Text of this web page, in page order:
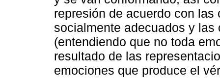
represión de acuerdo con
socialmente adecuados y
(entendiendo que no toda
resultado de las
emociones que produce el